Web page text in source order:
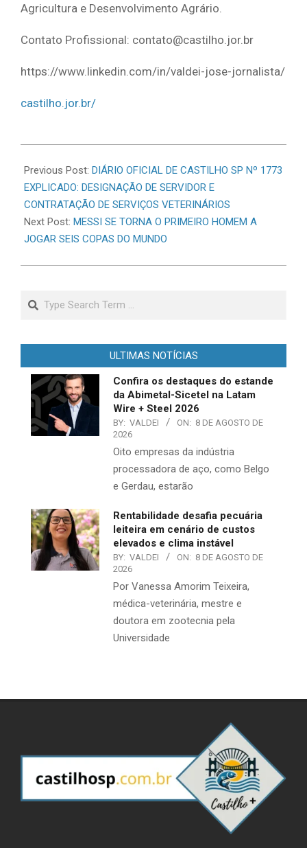
Agricultura e Desenvolvimento Agrário.
Contato Profissional: contato@castilho.jor.br
https://www.linkedin.com/in/valdei-jose-jornalista/
castilho.jor.br/
06-
16
Previous Post: DIÁRIO OFICIAL DE CASTILHO SP Nº 1773
EXPLICADO: DESIGNAÇÃO DE SERVIDOR E
CONTRATAÇÃO DE SERVIÇOS VETERINÁRIOS
Next Post: MESSI SE TORNA O PRIMEIRO HOMEM A
JOGAR SEIS COPAS DO MUNDO
Search
ULTIMAS NOTÍCIAS
Confira os destaques do estande
da Abimetal-Sicetel na Latam
Wire + Steel 2026
BY: VALDEI ON: 8 DE AGOSTO DE
2026
Oito empresas da indústria
processadora de aço, como Belgo
e Gerdau, estarão
Rentabilidade desafia pecuária
leiteira em cenário de custos
elevados e clima instável
BY: VALDEI ON: 8 DE AGOSTO DE
2026
Por Vanessa Amorim Teixeira,
médica-veterinária, mestre e
doutora em zootecnia pela
Universidade